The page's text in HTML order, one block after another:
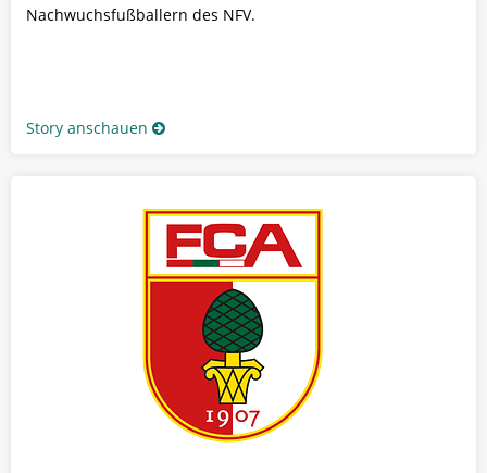
Nachwuchsfußballern des NFV.
Story anschauen